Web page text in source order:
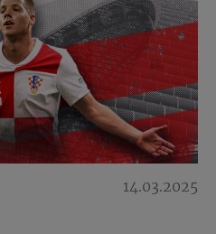
14.03.2025